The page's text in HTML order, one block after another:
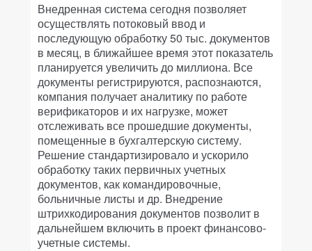
Внедренная система сегодня позволяет
осуществлять потоковый ввод и
последующую обработку 50 тыс. документов
в месяц, в ближайшее время этот показатель
планируется увеличить до миллиона. Все
документы регистрируются, распознаются,
компания получает аналитику по работе
верификаторов и их нагрузке, может
отслеживать все прошедшие документы,
помещенные в бухгалтерскую систему.
Решение стандартизировало и ускорило
обработку таких первичных учетных
документов, как командировочные,
больничные листы и др. Внедрение
штрихкодирования документов позволит в
дальнейшем включить в проект финансово-
учетные системы.